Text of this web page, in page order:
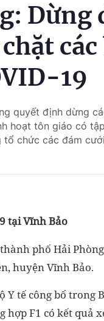
Dừng
19
quyết định dừng
hoạt tôn giáo có
chức các đám
tại Vĩnh Bảo
phố Hải
huyện Vĩnh Bảo.
Y tế công bố
hợp F1 có kết quả